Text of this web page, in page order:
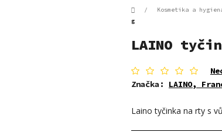
Domů/ Kosmetika a
g
LAINO
0,0
5
Značka: LAINO,
Laino tyčinka na rty s